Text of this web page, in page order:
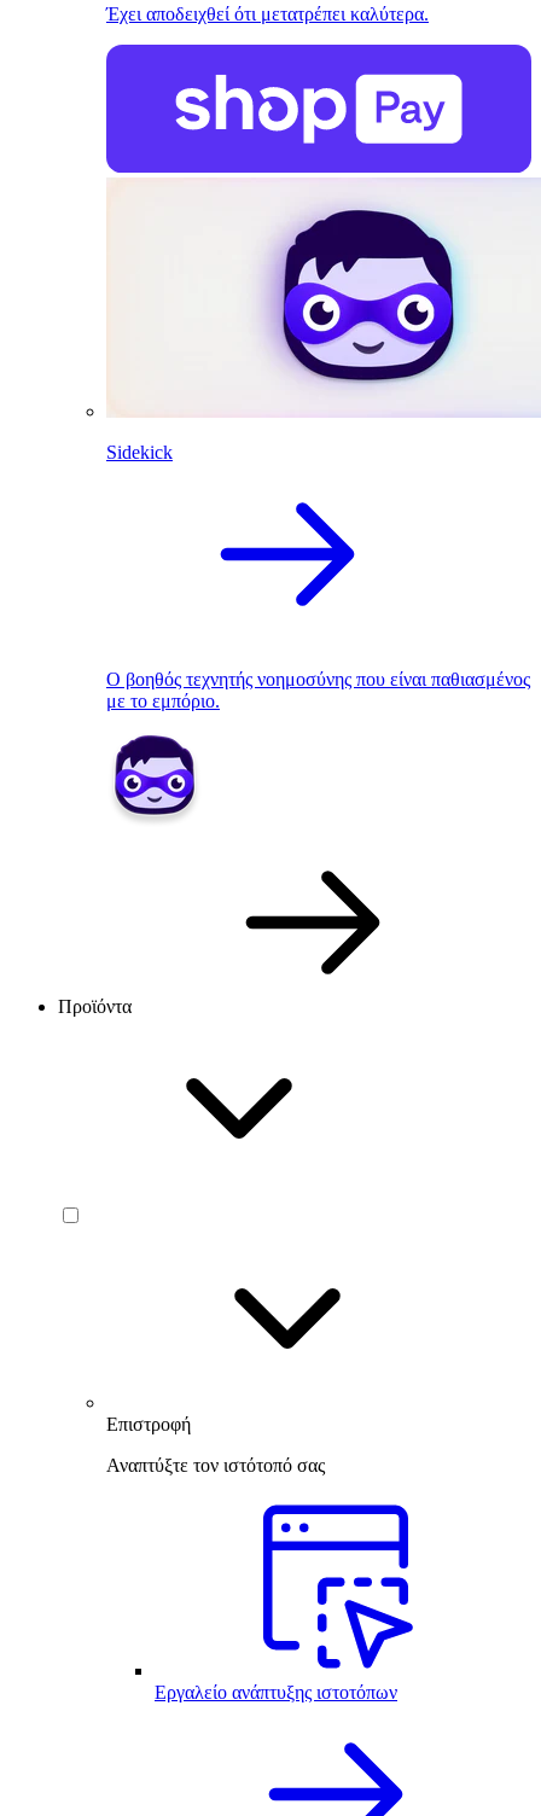
Έχει αποδειχθεί ότι μετατρέπει καλύτερα.
Sidekick
Ο βοηθός τεχνητής νοημοσύνης που είναι παθιασμένος
με το εμπόριο.
Προϊόντα
Επιστροφή
Αναπτύξτε τον ιστότοπό σας
Εργαλείο ανάπτυξης ιστοτόπων